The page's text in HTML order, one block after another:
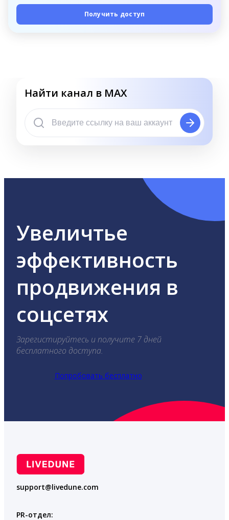
Получить доступ
Найти канал в MAX
Увеличтье
эффективность
продвижения в
соцсетях
Зарегистируйтесь и получите 7 дней
бесплатного доступа.
Попробовать бесплатно
support@livedune.com
PR-отдел: